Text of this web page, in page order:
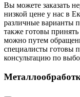
Вы можете заказать
низкой цене у нас в
различные варианты
также готовы
можно путем
специалисты готовы
консультацию по